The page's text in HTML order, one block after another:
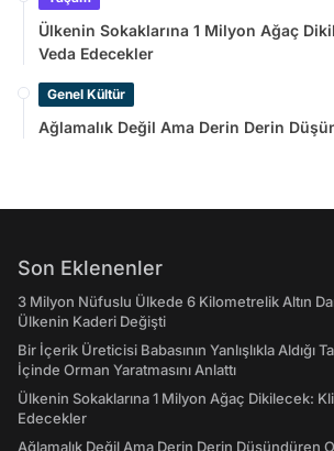
Ülkenin Sokaklarına 1 Milyon Ağaç
Veda Edecekler
Genel Kültür
Ağlamalık Değil Ama Derin Derin
Son Eklenenler
3 Milyon Nüfuslu Ülkede 6 Kilometrelik Altın
Ülkenin Kaderi Değişti
Bir İçerik Üreticisi Babasının Yanlışlıkla Aldığı
İçinde Orman Yaratmasını Anlattı
Ülkenin Sokaklarına 1 Milyon Ağaç Dikilecek:
Edecekler
Ağlamalık Değil Ama Derin Derin Düşündüren